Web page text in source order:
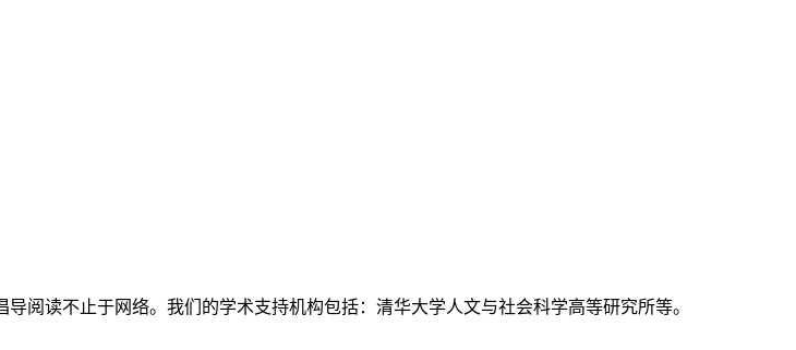
阅读不止于网络。我们的学术支持机构包括：清华大学人文与社会科学高等研究所等。